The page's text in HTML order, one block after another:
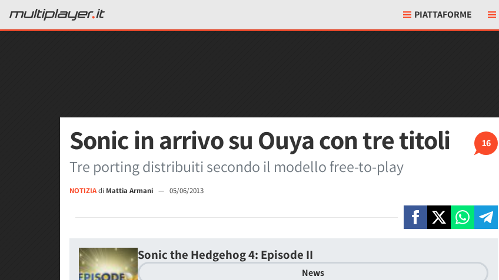
PIATTAFORME
16
Sonic in arrivo su Ouya con tre titoli
Tre porting distribuiti secondo il modello free-to-play
NOTIZIAdi Mattia Armani — 05/06/2013
Sonic the Hedgehog 4: Episode II
News